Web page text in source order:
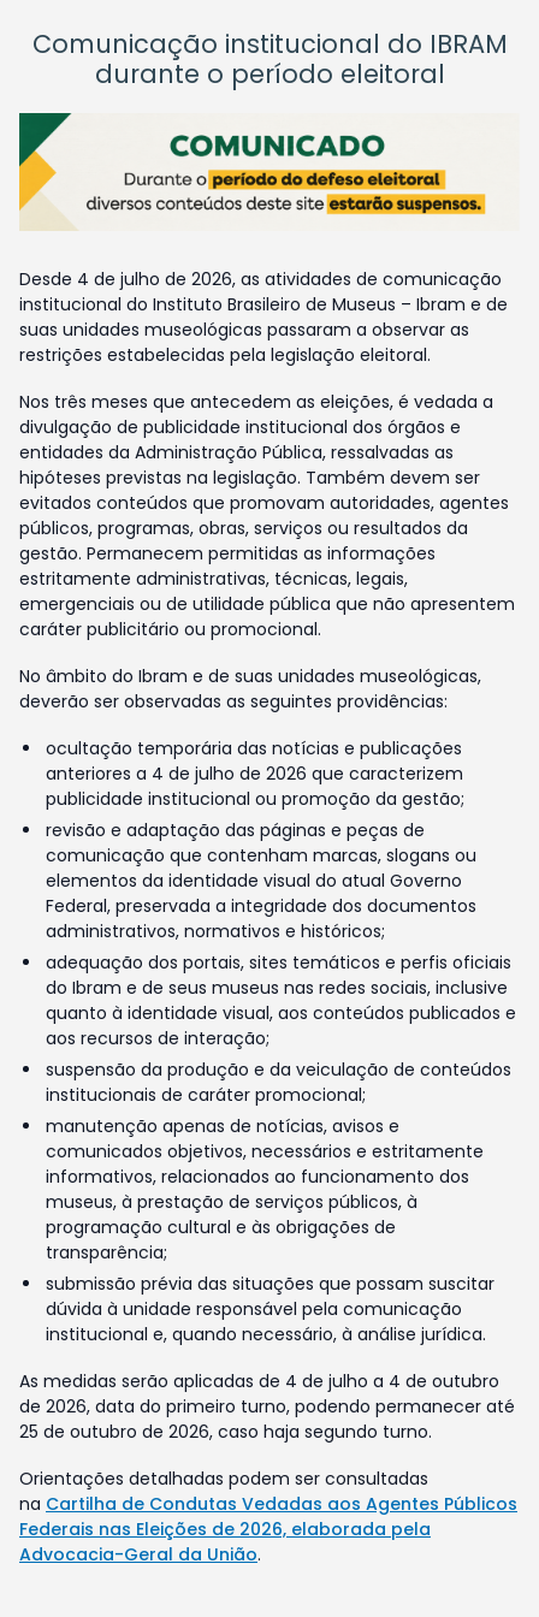
Comunicação institucional do IBRAM
durante o período eleitoral
Desde 4 de julho de 2026, as atividades de comunicação
institucional do Instituto Brasileiro de Museus – Ibram e de
suas unidades museológicas passaram a observar as
restrições estabelecidas pela legislação eleitoral.
Nos três meses que antecedem as eleições, é vedada a
divulgação de publicidade institucional dos órgãos e
entidades da Administração Pública, ressalvadas as
hipóteses previstas na legislação. Também devem ser
evitados conteúdos que promovam autoridades, agentes
públicos, programas, obras, serviços ou resultados da
gestão. Permanecem permitidas as informações
estritamente administrativas, técnicas, legais,
emergenciais ou de utilidade pública que não apresentem
caráter publicitário ou promocional.
No âmbito do Ibram e de suas unidades museológicas,
deverão ser observadas as seguintes providências:
ocultação temporária das notícias e publicações
anteriores a 4 de julho de 2026 que caracterizem
publicidade institucional ou promoção da gestão;
revisão e adaptação das páginas e peças de
comunicação que contenham marcas, slogans ou
elementos da identidade visual do atual Governo
Federal, preservada a integridade dos documentos
administrativos, normativos e históricos;
adequação dos portais, sites temáticos e perfis oficiais
do Ibram e de seus museus nas redes sociais, inclusive
quanto à identidade visual, aos conteúdos publicados e
aos recursos de interação;
suspensão da produção e da veiculação de conteúdos
institucionais de caráter promocional;
manutenção apenas de notícias, avisos e
comunicados objetivos, necessários e estritamente
informativos, relacionados ao funcionamento dos
museus, à prestação de serviços públicos, à
programação cultural e às obrigações de
transparência;
submissão prévia das situações que possam suscitar
dúvida à unidade responsável pela comunicação
institucional e, quando necessário, à análise jurídica.
As medidas serão aplicadas de 4 de julho a 4 de outubro
de 2026, data do primeiro turno, podendo permanecer até
25 de outubro de 2026, caso haja segundo turno.
Orientações detalhadas podem ser consultadas
na Cartilha de Condutas Vedadas aos Agentes Públicos
Federais nas Eleições de 2026, elaborada pela
Advocacia-Geral da União.